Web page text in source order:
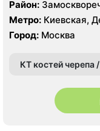
Район:
Хамовники
Метро: Киевская,
Боровицкая,
Арбатская,
Александровский
Город: Москва
КТ костей черепа